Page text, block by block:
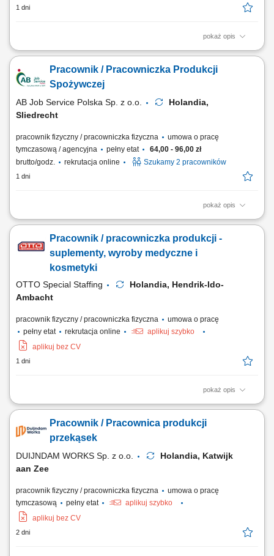
1 dni
pokaż opis
Zakres obowiązków będziesz zajmować się pakowaniem produktów
produktów do wysyłki, kontrola jakości, dbanie o porządek na
stanowisku pracy, praca zgodnie z zasadami higieny i bezpieczeństwa,
Pracownik / Pracowniczka Produkcji
Spożywczej
AB Job Service Polska Sp. z o.o.
Holandia,
Sliedrecht
pracownik fizyczny / pracowniczka fizyczna
umowa o pracę
tymczasową / agencyjna
pełny etat
64,00 - 96,00 zł
brutto/godz.
rekrutacja online Szukamy 2 pracowników
1 dni
pokaż opis
Opis stanowiska Pakowanie gotowych produktów spożywczych zgodnie
transportu i dystrybucji. Sprawdzanie poprawności produktów oraz ich
jakości. Obsługa prostych procesów produkcyjnych na linii.
Utrzymywanie porządku w miejscu pracy....
Pracownik / pracowniczka produkcji -
suplementy, wyroby medyczne i
kosmetyki
OTTO Special Staffing
Holandia, Hendrik-Ido-
Ambacht
pracownik fizyczny / pracowniczka fizyczna
umowa o pracę
pełny etat
rekrutacja online
aplikuj szybko
aplikuj bez CV
1 dni
pokaż opis
Twoje codzienne zadania Bierzesz odpowiedzialność za proces
proces pakowania, aby upewnić się, że produkty są pakowane z
najwyższą starannością. Naklejać odpowiednie etykiety na butelki,
Pracownik / Pracownica produkcji
przekąsek
DUIJNDAM WORKS Sp. z o.o.
Holandia, Katwijk
aan Zee
pracownik fizyczny / pracowniczka fizyczna
umowa o pracę
tymczasową
pełny etat
aplikuj szybko
aplikuj bez CV
2 dni